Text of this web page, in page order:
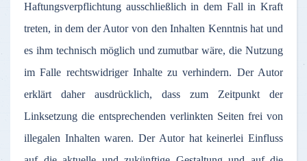
Haftungsverpflichtung ausschließlich indem Fall in Kraft
treten, indem der Autorvon denInhalten Kenntnishat und
es ihm technisch möglich undzumutbar wäre, die Nutzung
im Falle rechtswidriger Inhalte zu verhindern. Der Autor
erklärt
daher ausdrücklich, dass zum Zeitpunkt
der
Linksetzung die entsprechenden verlinkten Seiten frei von
illegalen Inhalten waren.Der Autorhatkeinerlei Einfluss